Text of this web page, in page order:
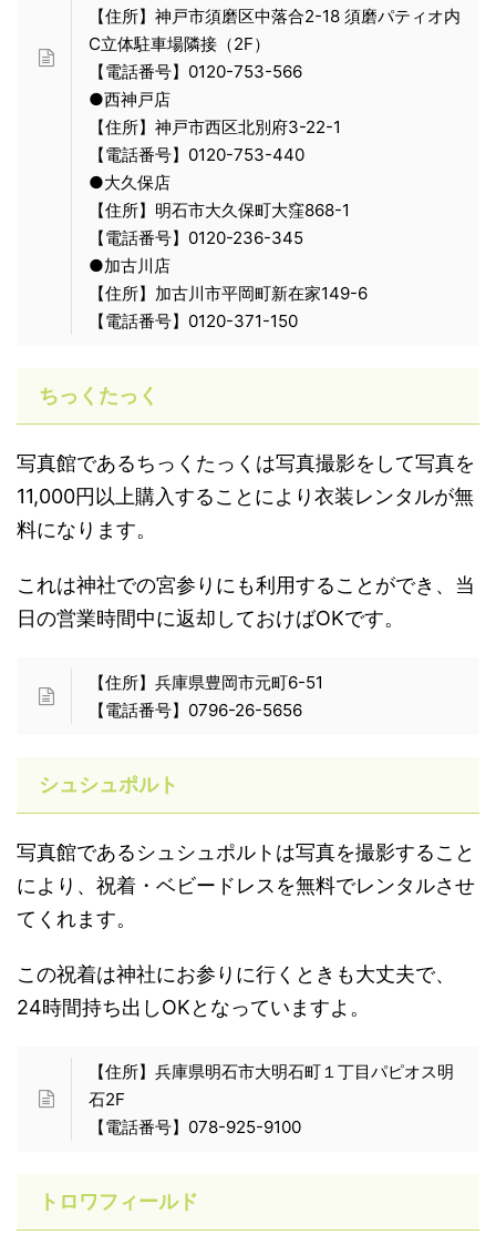
【住所】神戸市須磨区中落合2-18 須磨パティオ内
C立体駐車場隣接（2F）
【電話番号】0120-753-566
●西神戸店
【住所】神戸市西区北別府3-22-1
【電話番号】0120-753-440
●大久保店
【住所】明石市大久保町大窪868-1
【電話番号】0120-236-345
●加古川店
【住所】加古川市平岡町新在家149-6
【電話番号】0120-371-150
ちっくたっく
写真館であるちっくたっくは写真撮影をして写真を
11,000円以上購入することにより衣装レンタルが無
料になります。
これは神社での宮参りにも利用することができ、当
日の営業時間中に返却しておけばOKです。
【住所】兵庫県豊岡市元町6-51
【電話番号】0796-26-5656
シュシュポルト
写真館であるシュシュポルトは写真を撮影すること
により、祝着・ベビードレスを無料でレンタルさせ
てくれます。
この祝着は神社にお参りに行くときも大丈夫で、
24時間持ち出しOKとなっていますよ。
【住所】兵庫県明石市大明石町１丁目パピオス明
石2F
【電話番号】078-925-9100
トロワフィールド